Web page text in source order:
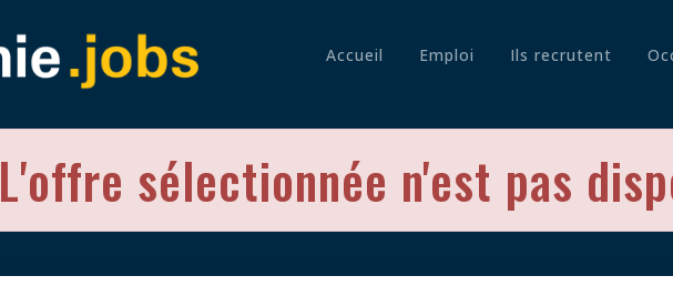
Accueil Emploi Ils recrutent
L'offre sélectionnée n'est pas